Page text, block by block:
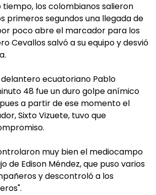
tiempo, los colombianos salieron
primeros segundos una llegada de
poco abre el marcador para los
Cevallos salvó a su equipo y desvió
delantero ecuatoriano Pablo
48 fue un duro golpe anímico
a partir de ese momento el
Sixto Vizuete, tuvo que
muy bien el mediocampo
de Edison Méndez, que puso varios
y descontroló a los